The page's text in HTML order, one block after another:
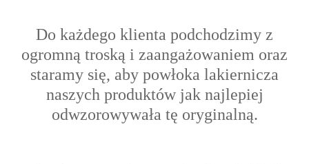
Do każdego klienta podchodzimy z
ogromną troską i zaangażowaniem oraz
staramy się, aby powłoka lakiernicza
naszych produktów jak najlepiej
odwzorowywała tę oryginalną.